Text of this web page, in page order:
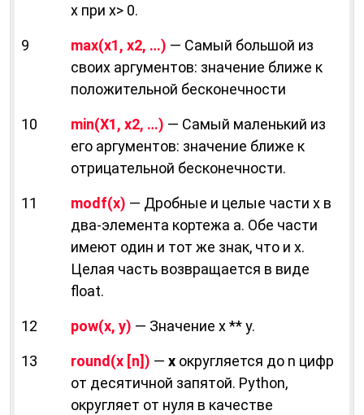
х при х> 0.
9 max(x1, x2, …) — Самый большой из
своих аргументов: значение ближе к
положительной бесконечности
10 min(X1, x2, …) — Самый маленький из
его аргументов: значение ближе к
отрицательной бесконечности.
11 modf(х) — Дробные и целые части х в
два-элемента кортежа а. Обе части
имеют один и тот же знак, что и х.
Целая часть возвращается в виде
float.
12 pow(х, у) — Значение х ** у.
13 round(х [n]) — х округляется до n цифр
от десятичной запятой. Python,
округляет от нуля в качестве